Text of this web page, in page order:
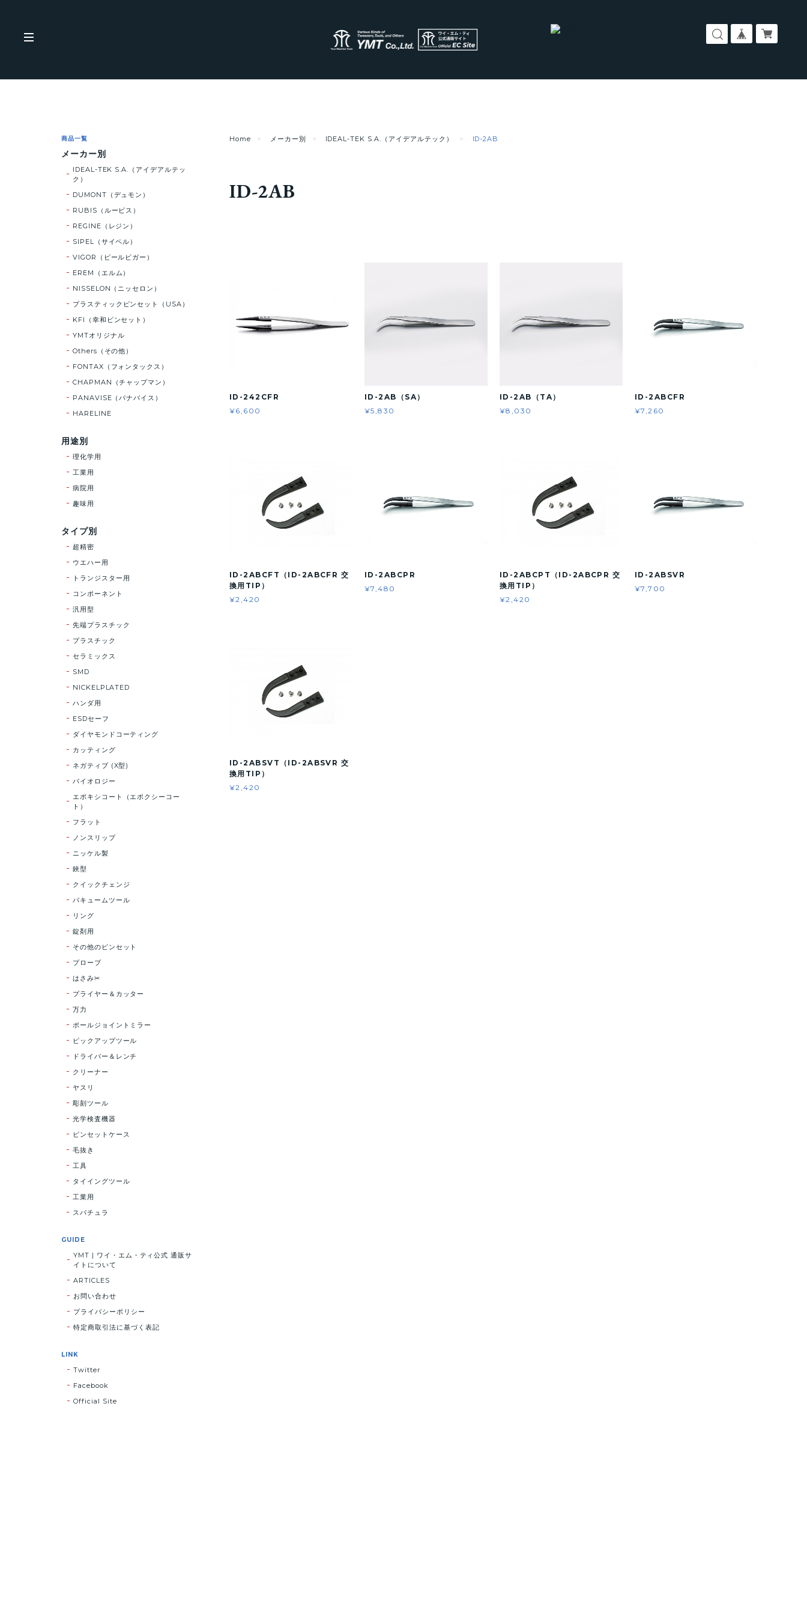
Home メーカー別 IDEAL-TEK S.A.（アイデアルテック） ID-2AB
ID-2AB
ID-242CFR
¥6,600
ID-2AB（SA）
¥5,830
ID-2AB（TA）
¥8,030
ID-2ABCFR
¥7,260
ID-2ABCFT（ID-2ABCFR 交
換用TIP）
¥2,420
ID-2ABCPR
¥7,480
ID-2ABCPT（ID-2ABCPR 交
換用TIP）
¥2,420
ID-2ABSVR
¥7,700
ID-2ABSVT（ID-2ABSVR 交
換用TIP）
¥2,420
商品一覧
メーカー別
IDEAL-TEK S.A.（アイデアルテッ
ク）
DUMONT（デュモン）
RUBIS（ルービス）
REGINE（レジン）
SIPEL（サイペル）
VIGOR（ピールビガー）
EREM（エルム）
NISSELON（ニッセロン）
プラスティックピンセット（USA）
KFI（幸和ピンセット）
YMTオリジナル
Others（その他）
FONTAX（フォンタックス）
CHAPMAN（チャップマン）
PANAVISE（パナバイス）
HARELINE
用途別
理化学用
工業用
病院用
趣味用
タイプ別
超精密
ウエハー用
トランジスター用
コンポーネント
汎用型
先端プラスチック
プラスチック
セラミックス
SMD
NICKELPLATED
ハンダ用
ESDセーフ
ダイヤモンドコーティング
カッティング
ネガティブ (X型)
バイオロジー
エポキシコート（エポクシーコー
ト）
フラット
ノンスリップ
ニッケル製
鋏型
クイックチェンジ
バキュームツール
リング
錠剤用
その他のピンセット
プローブ
はさみ✂
プライヤー＆カッター
万力
ポールジョイントミラー
ピックアップツール
ドライバー＆レンチ
クリーナー
ヤスリ
彫刻ツール
光学検査機器
ピンセットケース
毛抜き
工具
タイイングツール
工業用
スパチュラ
GUIDE
YMT | ワイ・エム・ティ公式 通販サ
イトについて
ARTICLES
お問い合わせ
プライバシーポリシー
特定商取引法に基づく表記
LINK
Twitter
Facebook
Official Site